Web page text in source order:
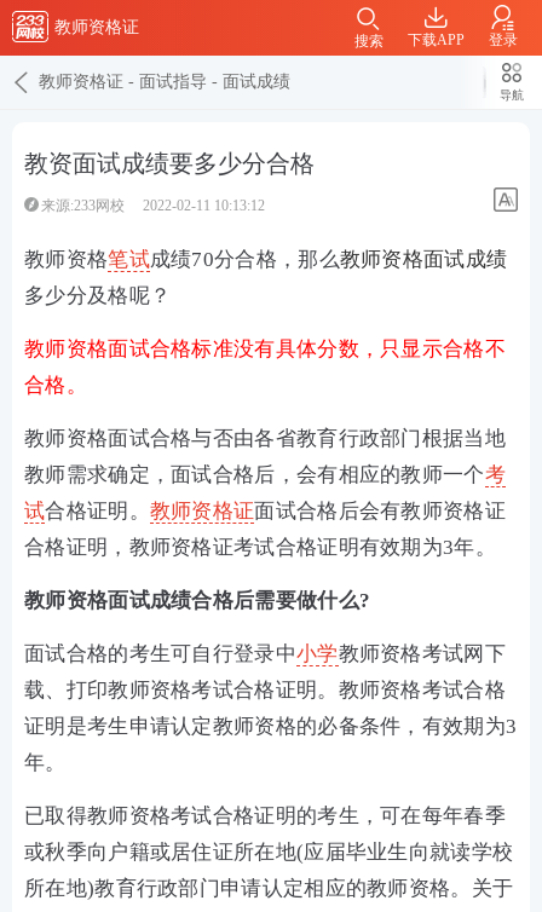
教师资格证
下载APP 登录
搜索
教师资格证 - 面试指导 - 面试成绩
导航
教资面试成绩要多少分合格
来源:233网校 2022-02-11 10:13:12
教师资格笔试成绩70分合格，那么教师资格面试成绩
多少分及格呢？
教师资格面试合格标准没有具体分数，只显示合格不
合格。
教师资格面试合格与否由各省教育行政部门根据当地
教师需求确定，面试合格后，会有相应的教师一个考
试合格证明。 教师资格证面试合格后会有教师资格证
合格证明，教师资格证考试合格证明有效期为3年。
教师资格面试成绩合格后需要做什么?
面试合格的考生可自行登录中小学教师资格考试网下
载、打印教师资格考试合格证明。教师资格考试合格
证明是考生申请认定教师资格的必备条件，有效期为3
年。
已取得教师资格考试合格证明的考生，可在每年春季
或秋季向户籍或居住证所在地(应届毕业生向就读学校
所在地)教育行政部门申请认定相应的教师资格。关于